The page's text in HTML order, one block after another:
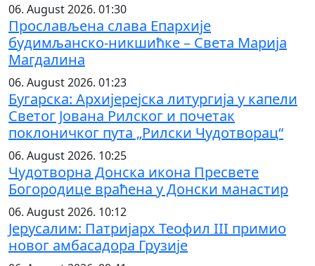
06. August 2026. 01:30
Прослављена слава Епархије
будимљанско-никшићке – Света Марија
Магдалина
06. August 2026. 01:23
Бугарска: Архијерејска литургија у капели
Светог Јована Рилског и почетак
поклоничког пута „Рилски Чудотворац“
06. August 2026. 10:25
Чудотворна Донска икона Пресвете
Богородице враћена у Донски манастир
06. August 2026. 10:12
Јерусалим: Патријарх Теофил III примио
новог амбасадора Грузије